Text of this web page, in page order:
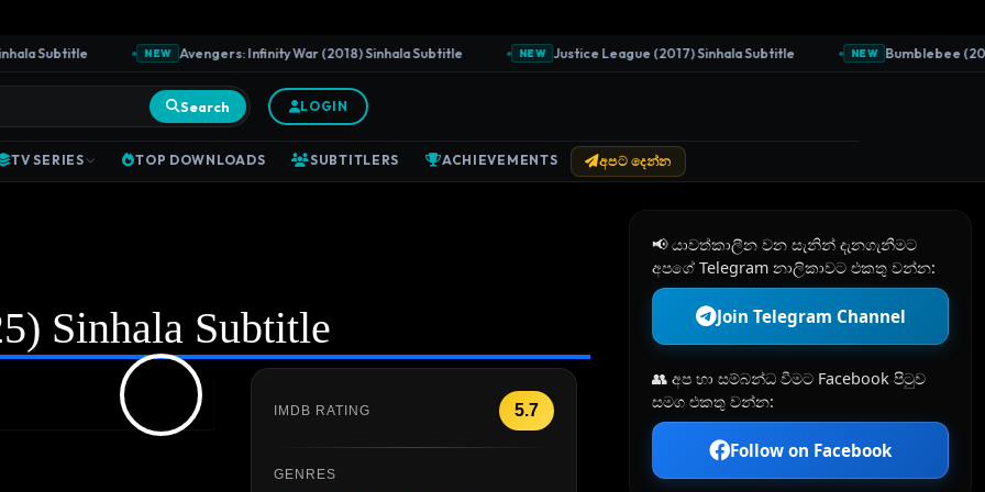
Subtitle NEW Avengers: Infinity War (2018) Sinhala Subtitle NEW Justice League (2017) Sinhala Subtitle NEW Bumblebee (2018)
Search LOGIN
TV SERIES TOP DOWNLOADS SUBTITLERS ACHIEVEMENTS අපට දෙන්න
Sinhala Subtitle
IMDB RATING 5.7
GENRES
📢 යාවත්කාලීන වන සැනින් දැනගැනීමට
අපගේ Telegram නාලිකාවට එකතු වන්න:
Join Telegram Channel
👥 අප හා සම්බන්ධ වීමට Facebook පිටුව
සමග එකතු වන්න:
Follow on Facebook